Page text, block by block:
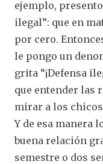
ejemplo,
ilegal”: que en
por cero.
le pongo un
grita “¡Defensa
que entender las
mirar a los
Y de esa manera
buena relación
semestre o dos